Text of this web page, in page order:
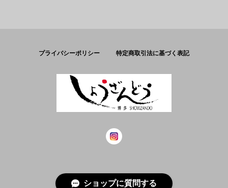
プライバシーポリシー 特定商取引法に基づく表記
© しょうざんどう
ショップに質問する